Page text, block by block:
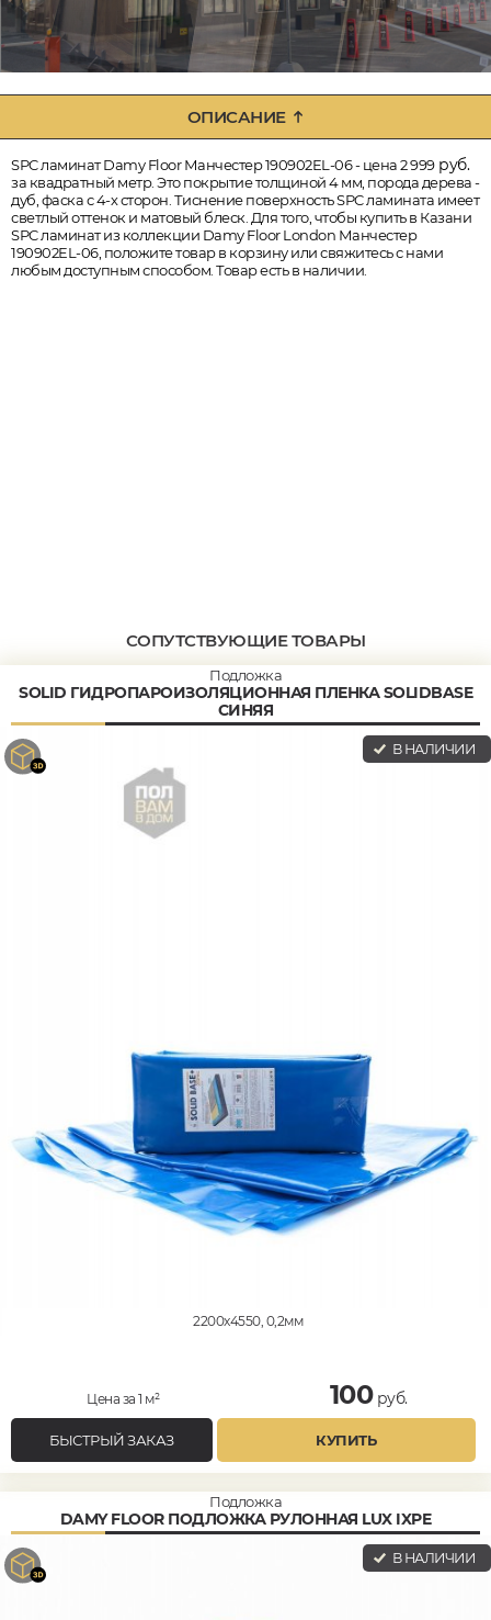
ОПИСАНИЕ
SPC ламинат Damy Floor Манчестер 190902EL-06 - цена 2 999руб.
за квадратный метр. Это покрытие толщиной 4 мм, порода дерева -
дуб, фаска с 4-х сторон. Тиснение поверхность SPC ламината имеет
светлый оттенок и матовый блеск. Для того, чтобы купить в Казани
SPC ламинат из коллекции Damy Floor London Манчестер
190902EL-06, положите товар в корзину или свяжитесь с нами
любым доступным способом. Товар есть в наличии.
СОПУТСТВУЮЩИЕ ТОВАРЫ
Подложка
SOLID ГИДРОПАРОИЗОЛЯЦИОННАЯ ПЛЕНКА SOLIDBASE
СИНЯЯ
В НАЛИЧИИ
2200x4550, 0,2мм
Цена за 1 м² 100руб.
БЫСТРЫЙ ЗАКАЗ КУПИТЬ
Подложка
DAMY FLOOR ПОДЛОЖКА РУЛОННАЯ LUX IXPE
В НАЛИЧИИ